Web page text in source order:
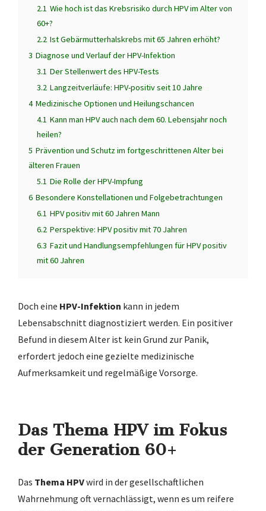
2.1 Wie hoch ist das Krebsrisiko durch HPV im Alter von
60+?
2.2 Ist Gebärmutterhalskrebs mit 65 Jahren erhöht?
3 Diagnose und Verlauf der HPV-Infektion
3.1 Der Stellenwert des HPV-Tests
3.2 Langzeitverläufe: HPV-positiv seit 10 Jahre
4 Medizinische Optionen und Heilungschancen
4.1 Kann man HPV auch nach dem 60. Lebensjahr noch
heilen?
5 Prävention und Schutz im fortgeschrittenen Alter bei
älteren Frauen
5.1 Die Rolle der HPV-Impfung
6 Besondere Konstellationen und Folgebetrachtungen
6.1 HPV positiv mit 60 Jahren Mann
6.2 Perspektive: HPV positiv mit 70 Jahren
6.3 Fazit und Handlungsempfehlungen für HPV positiv
mit 60 Jahren
Doch eine HPV-Infektion kann in jedem
Lebensabschnitt diagnostiziert werden. Ein positiver
Befund in diesem Alter ist kein Grund zur Panik,
erfordert jedoch eine gezielte medizinische
Aufmerksamkeit und regelmäßige Vorsorge.
Das Thema HPV im Fokus
der Generation 60+
Das Thema HPVwird in der gesellschaftlichen
Wahrnehmung oft vernachlässigt, wenn es um reifere